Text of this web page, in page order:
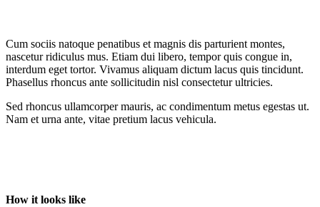
Cum sociis natoque penatibus et magnis dis parturient montes,
nascetur ridiculus mus. Etiam dui libero, tempor quis congue in,
interdum eget tortor. Vivamus aliquam dictum lacus quis tincidunt.
Phasellus rhoncus ante sollicitudin nisl consectetur ultricies.
Sed rhoncus ullamcorper mauris, ac condimentum metus egestas ut.
Nam et urna ante, vitae pretium lacus vehicula.
How it looks like